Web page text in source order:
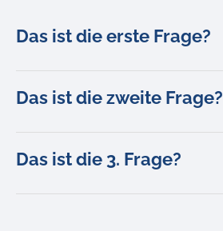
Das ist die erste Frage?
Das ist die zweite Frage?
Das ist die 3. Frage?